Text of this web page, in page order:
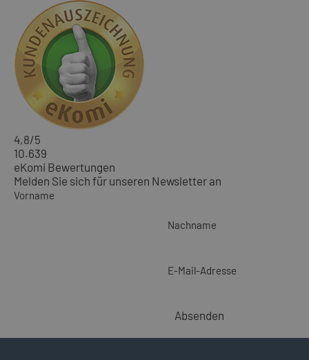
4,8/5
10.639
eKomi Bewertungen
Melden Sie sich für unseren Newsletter an
Vorname
Nachname
E-Mail-Adresse
Absenden